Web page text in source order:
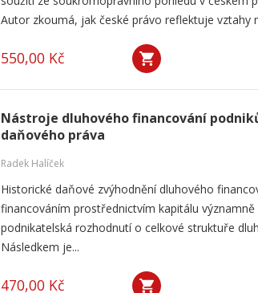
Autor zkoumá, jak české právo reflektuje vztahy
550,00 Kč
Nástroje dluhového financování
daňového práva
Radek Halíček
Historické daňové zvýhodnění dluhového
financováním prostřednictvím kapitálu významně
podnikatelská rozhodnutí o celkové struktuře
Následkem je...
470,00 Kč